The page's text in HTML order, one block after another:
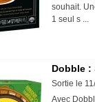
souhait.
1 seul s ...
Dobble :
Sortie le
Avec